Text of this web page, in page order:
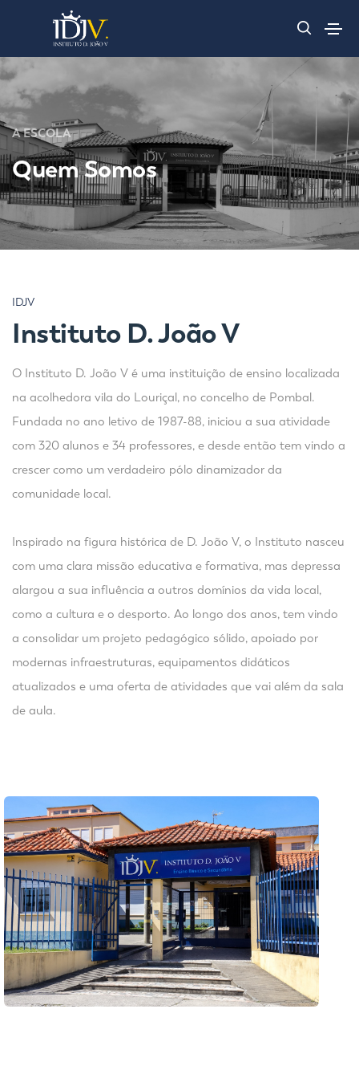
A ESCOLA
Quem Somos
IDJV
Instituto D. João V
O Instituto D. João V é uma instituição de ensino localizada
na acolhedora vila do Louriçal, no concelho de Pombal.
Fundada no ano letivo de 1987-88, iniciou a sua atividade
com 320 alunos e 34 professores, e desde então tem vindo a
crescer como um verdadeiro pólo dinamizador da
comunidade local.
Inspirado na figura histórica de D. João V, o Instituto nasceu
com uma clara missão educativa e formativa, mas depressa
alargou a sua influência a outros domínios da vida local,
como a cultura e o desporto. Ao longo dos anos, tem vindo
a consolidar um projeto pedagógico sólido, apoiado por
modernas infraestruturas, equipamentos didáticos
atualizados e uma oferta de atividades que vai além da sala
de aula.